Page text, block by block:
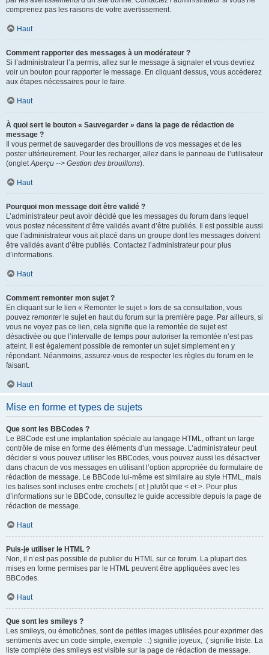
comprenez pas les raisons de votre avertissement.
Haut
Comment rapporter des messages à un modérateur ?
Si l’administrateur l’a permis, allez sur le message à signaler et vous devriez
voir un bouton pour rapporter le message. En cliquant dessus, vous accéderez
aux étapes nécessaires pour le faire.
Haut
À quoi sert le bouton « Sauvegarder » dans la page de rédaction de
message ?
Il vous permet de sauvegarder des brouillons de vos messages et de les
poster ultérieurement. Pour les recharger, allez dans le panneau de l’utilisateur
(ongletAperçu --> Gestion des brouillons).
Haut
Pourquoi mon message doit être validé ?
L’administrateur peut avoir décidé que les messages du forum dans lequel
vous postez nécessitent d’être validés avant d’être publiés. Il est possible aussi
que l’administrateur vous ait placé dans un groupe dont les messages doivent
être validés avant d’être publiés. Contactez l’administrateur pour plus
d’informations.
Haut
Comment remonter mon sujet ?
En cliquant sur le lien « Remonter le sujet » lors de sa consultation, vous
pouvez remonterle sujet en haut du forum sur la première page. Par ailleurs, si
vous ne voyez pas ce lien, cela signifie que la remontée de sujet est
désactivée ou que l’intervalle de temps pour autoriser la remontée n’est pas
atteint. Il est également possible de remonter un sujet simplement en y
répondant. Néanmoins, assurez-vous de respecter les règles du forum en le
faisant.
Haut
Mise en forme et types de sujets
Que sont les BBCodes ?
Le BBCode est une implantation spéciale au langage HTML, offrant un large
contrôle de mise en forme des éléments d’un message. L’administrateur peut
décider si vous pouvez utiliser les BBCodes, vous pouvez aussi les désactiver
dans chacun de vos messages en utilisant l’option appropriée du formulaire de
rédaction de message. Le BBCode lui-même est similaire au style HTML, mais
les balises sont incluses entre crochets [ et ] plutôt que < et >. Pour plus
d’informations sur le BBCode, consultez le guide accessible depuis la page de
rédaction de message.
Haut
Puis-je utiliser le HTML ?
Non, il n’est pas possible de publier du HTML sur ce forum. La plupart des
mises en forme permises par le HTML peuvent être appliquées avec les
BBCodes.
Haut
Que sont les smileys ?
Les smileys, ou émoticônes, sont de petites images utilisées pour exprimer des
sentiments avec un code simple, exemple : :) signifie joyeux, :( signifie triste. La
liste complète des smileys est visible sur la page de rédaction de message.